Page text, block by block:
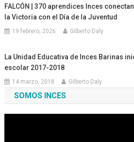
FALCÓN | 370 aprendices Inces
la Victoria con el Día de la Juventud
19 febrero, 2026 Gilberto Daly
La Unidad Educativa de Inces Barinas
escolar 2017-2018
14 marzo, 2018 Gilberto Daly
SOMOS INCES